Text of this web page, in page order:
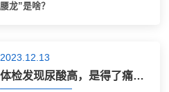
腰龙”是啥？
2023.12.13
体检发现尿酸高，是得了痛风？